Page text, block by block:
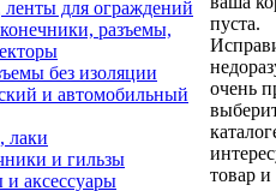
для ограждений
разъемы,
без изоляции
и автомобильный
лаки
и гильзы
аксессуары
пуста.
очень
товар и